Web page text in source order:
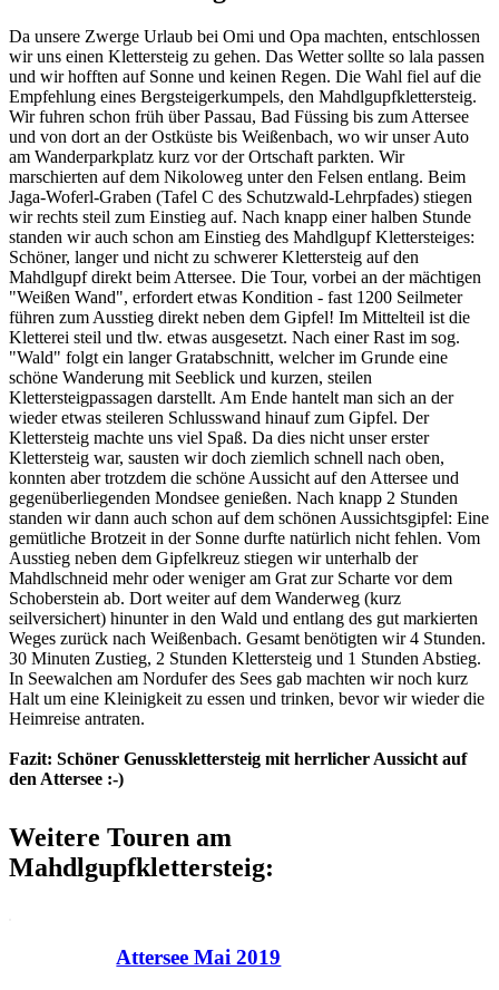
Da unsere Zwerge Urlaub bei Omi und Opa machten, entschlossen
wir uns einen Klettersteig zu gehen. Das Wetter sollte so lala passen
und wir hofften auf Sonne und keinen Regen. Die Wahl fiel auf die
Empfehlung eines Bergsteigerkumpels, den Mahdlgupfklettersteig.
Wir fuhren schon früh über Passau, Bad Füssing bis zum Attersee
und von dort an der Ostküste bis Weißenbach, wo wir unser Auto
am Wanderparkplatz kurz vor der Ortschaft parkten. Wir
marschierten auf dem Nikoloweg unter den Felsen entlang. Beim
Jaga-Woferl-Graben (Tafel C des Schutzwald-Lehrpfades) stiegen
wir rechts steil zum Einstieg auf. Nach knapp einer halben Stunde
standen wir auch schon am Einstieg des Mahdlgupf Klettersteiges:
Schöner, langer und nicht zu schwerer Klettersteig auf den
Mahdlgupf direkt beim Attersee. Die Tour, vorbei an der mächtigen
"Weißen Wand", erfordert etwas Kondition - fast 1200 Seilmeter
führen zum Ausstieg direkt neben dem Gipfel! Im Mittelteil ist die
Kletterei steil und tlw. etwas ausgesetzt. Nach einer Rast im sog.
"Wald" folgt ein langer Gratabschnitt, welcher im Grunde eine
schöne Wanderung mit Seeblick und kurzen, steilen
Klettersteigpassagen darstellt. Am Ende hantelt man sich an der
wieder etwas steileren Schlusswand hinauf zum Gipfel. Der
Klettersteig machte uns viel Spaß. Da dies nicht unser erster
Klettersteig war, sausten wir doch ziemlich schnell nach oben,
konnten aber trotzdem die schöne Aussicht auf den Attersee und
gegenüberliegenden Mondsee genießen. Nach knapp 2 Stunden
standen wir dann auch schon auf dem schönen Aussichtsgipfel: Eine
gemütliche Brotzeit in der Sonne durfte natürlich nicht fehlen. Vom
Ausstieg neben dem Gipfelkreuz stiegen wir unterhalb der
Mahdlschneid mehr oder weniger am Grat zur Scharte vor dem
Schoberstein ab. Dort weiter auf dem Wanderweg (kurz
seilversichert) hinunter in den Wald und entlang des gut markierten
Weges zurück nach Weißenbach. Gesamt benötigten wir 4 Stunden.
30 Minuten Zustieg, 2 Stunden Klettersteig und 1 Stunden Abstieg.
In Seewalchen am Nordufer des Sees gab machten wir noch kurz
Halt um eine Kleinigkeit zu essen und trinken, bevor wir wieder die
Heimreise antraten.
Fazit: Schöner Genussklettersteig mit herrlicher Aussicht auf
den Attersee :-)
Weitere Touren am
Mahdlgupfklettersteig:
Attersee Mai 2019